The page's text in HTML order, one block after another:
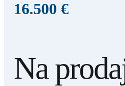
16.500 €
Na